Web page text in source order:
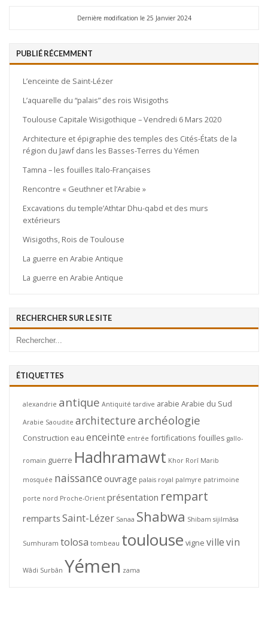
Dernière modification le 25 Janvier 2024
PUBLIÉ RÉCEMMENT
L’enceinte de Saint-Lézer
L’aquarelle du “palais” des rois Wisigoths
Toulouse Capitale Wisigothique – Vendredi 6 Mars 2020
Architecture et épigraphie des temples des Cités-États de la
région du Jawf dans les Basses-Terres du Yémen
Tamna – les fouilles Italo-Françaises
Rencontre « Geuthner et l’Arabie »
Excavations du temple’Athtar Dhu-qabd et des murs
extérieurs
Wisigoths, Rois de Toulouse
La guerre en Arabie Antique
La guerre en Arabie Antique
RECHERCHER SUR LE SITE
ÉTIQUETTES
alexandrie antique Antiquité tardive arabie Arabie du Sud
Arabie Saoudite architecture archéologie
Construction eau enceinte entrée fortifications fouilles gallo-
romain guerre Hadhramawt Khor Rorî Marib
mosquée naissance ouvrage palais royal palmyre patrimoine
porte nord Proche-Orient présentation rempart
remparts Saint-Lézer Sanaa Shabwa Shibam sijilmâsa
Sumhuram tolosa tombeau toulouse vigne villevin
Wâdi Surbân Yémen zama